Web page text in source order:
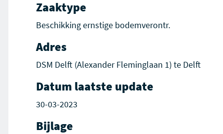
Zaaktype
Beschikking ernstige bodemverontr.
Adres
DSM Delft (Alexander Fleminglaan 1) te Delft
Datum laatste update
30-03-2023
Bijlage